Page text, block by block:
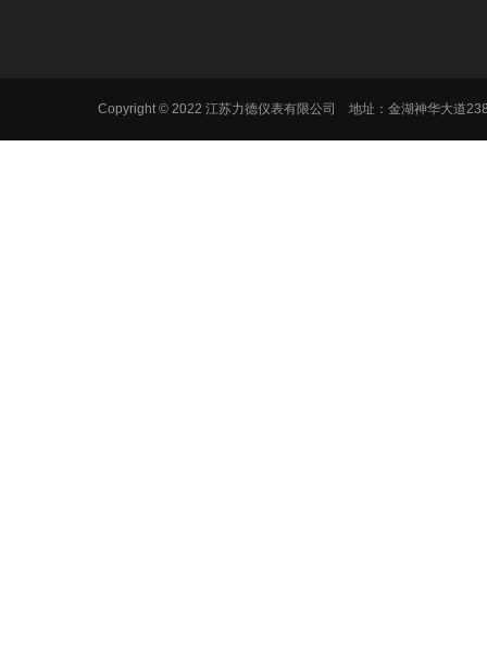
Copyright © 2022 江苏力德仪表有限公司 地址：金湖神华大道